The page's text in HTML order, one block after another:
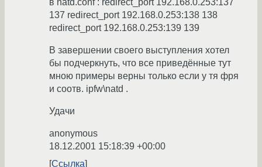
в natd.conf : redirect_port 192.168.0.253:137
137 redirect_port 192.168.0.253:138 138
redirect_port 192.168.0.253:139 139
В завершении своего выступления хотел
бы подчеркнуть, что все приведённые тут
мною примеры верны только если у тя фря
и соотв. ipfw\natd .
Удачи
anonymous
18.12.2001 15:18:39 +00:00
Ссылка